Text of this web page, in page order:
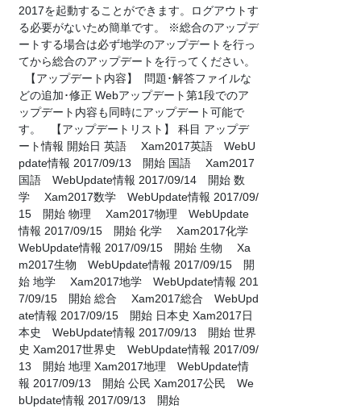
2017を起動することができます。ログアウトす
る必要がないため簡単です。 ※総合のアップデ
ートする場合は必ず地学のアップデートを行っ
てから総合のアップデートを行ってください。
【アップデート内容】 問題･解答ファイルな
どの追加･修正 Webアップデート第1段でのア
ップデート内容も同時にアップデート可能で
す。 【アップデートリスト】 科目 アップデ
ート情報 開始日 英語 Xam2017英語 WebU
pdate情報 2017/09/13 開始 国語 Xam2017
国語 WebUpdate情報 2017/09/14 開始 数
学 Xam2017数学 WebUpdate情報 2017/09/
15 開始 物理 Xam2017物理 WebUpdate
情報 2017/09/15 開始 化学 Xam2017化学
WebUpdate情報 2017/09/15 開始 生物 Xa
m2017生物 WebUpdate情報 2017/09/15 開
始 地学 Xam2017地学 WebUpdate情報 201
7/09/15 開始 総合 Xam2017総合 WebUpd
ate情報 2017/09/15 開始 日本史 Xam2017日
本史 WebUpdate情報 2017/09/13 開始 世界
史 Xam2017世界史 WebUpdate情報 2017/09/
13 開始 地理 Xam2017地理 WebUpdate情
報 2017/09/13 開始 公民 Xam2017公民 We
bUpdate情報 2017/09/13 開始